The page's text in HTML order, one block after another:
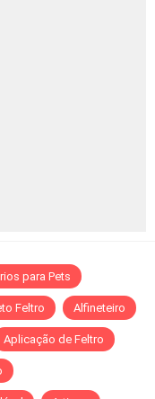
para Pets
Feltro Alfineteiro
Aplicação de Feltro